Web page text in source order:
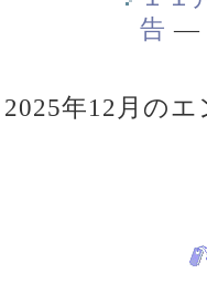
告
2025年12月の